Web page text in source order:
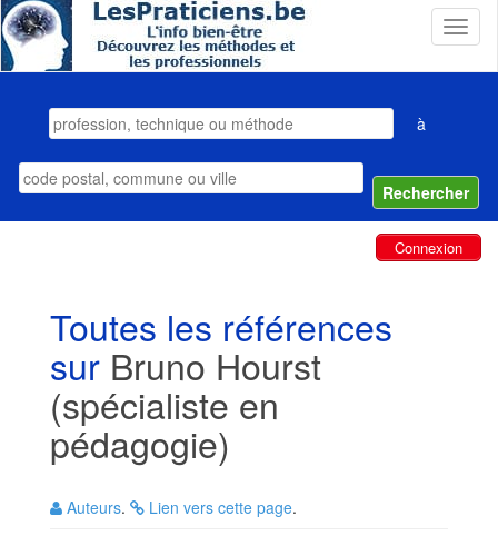
T
o
g
a
v
i
g
à
Connexion
Toutes les références
sur Bruno Hourst
(spécialiste en
pédagogie)
Auteurs. Lien vers cette page.